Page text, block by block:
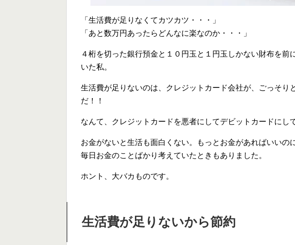
「生活費が足りなくてカツカツ・・・」
「あと数万円あったらどんなに楽なのか・・・」
４桁を切った銀行預金と１０円玉と１円玉しかない財布を前
いた私。
生活費が足りないのは、クレジットカード会社が、ごっそり
だ！！
なんて、クレジットカードを悪者にしてデビットカードにし
お金がないと生活も面白くない。もっとお金があればいいの
毎日お金のことばかり考えていたときもありました。
ホント、大バカものです。
生活費が足りないから節約